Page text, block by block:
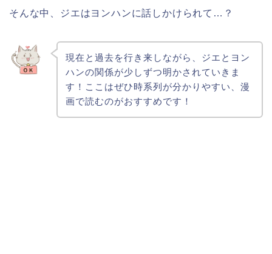
そんな中、ジエはヨンハンに話しかけられて…？
現在と過去を行き来しながら、ジエとヨン
ハンの関係が少しずつ明かされていきま
す！ここはぜひ時系列が分かりやすい、漫
画で読むのがおすすめです！